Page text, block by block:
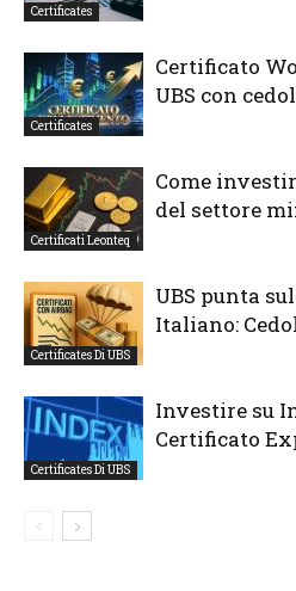
Certificates
Certificates
Certificato
UBS con
Certificati Leonteq
Come
del settore
Certificates Di UBS
UBS punta
Italiano:
Certificates Di UBS
Investire su
Certificato